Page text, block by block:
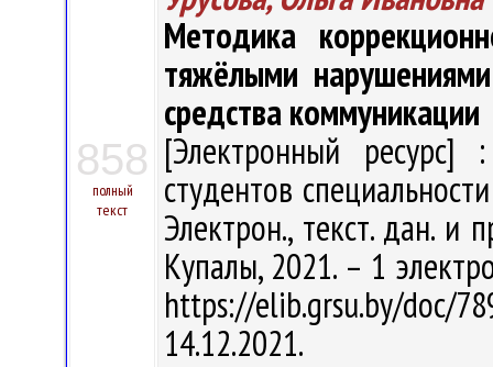
858
полный
текст
Методика
тяжёлыми
средства коммуникации
[Электронный ресурс]
студентов
Электрон., текст. дан. и
Купалы, 2021. – 1
https://elib.grsu.by/
14.12.2021.